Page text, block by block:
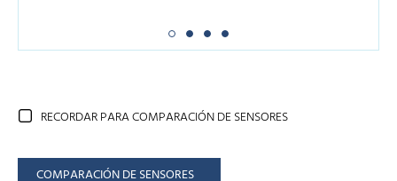
RECORDAR PARA COMPARACIÓN DE SENSORES
COMPARACIÓN DE SENSORES